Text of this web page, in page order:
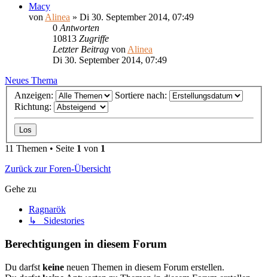
Macy
von Alinea » Di 30. September 2014, 07:49
0 Antworten
10813 Zugriffe
Letzter Beitrag von Alinea
Di 30. September 2014, 07:49
Neues Thema
Anzeigen:
Sortiere nach:
Richtung:
11 Themen • Seite 1 von 1
Zurück zur Foren-Übersicht
Gehe zu
Ragnarök
↳ Sidestories
Berechtigungen in diesem Forum
Du darfst keine neuen Themen in diesem Forum erstellen.